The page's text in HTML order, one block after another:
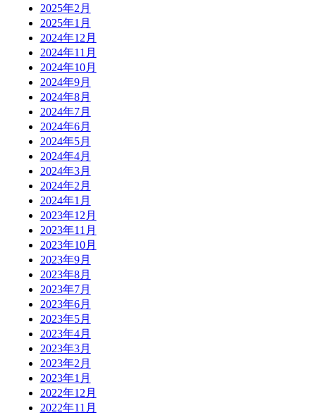
2025年2月
2025年1月
2024年12月
2024年11月
2024年10月
2024年9月
2024年8月
2024年7月
2024年6月
2024年5月
2024年4月
2024年3月
2024年2月
2024年1月
2023年12月
2023年11月
2023年10月
2023年9月
2023年8月
2023年7月
2023年6月
2023年5月
2023年4月
2023年3月
2023年2月
2023年1月
2022年12月
2022年11月